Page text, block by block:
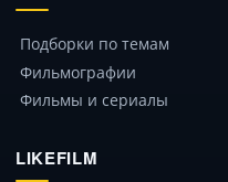
Подборки по темам
Фильмографии
Фильмы и сериалы
LIKEFILM